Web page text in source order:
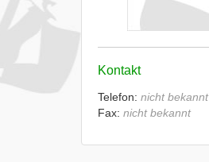
Kontakt
Telefon: nicht bekannt
Fax: nicht bekannt